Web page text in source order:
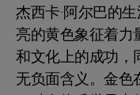
杰西卡·阿尔巴的
亮的黄色象征着力
和文化上的成功，
无负面含义。金色